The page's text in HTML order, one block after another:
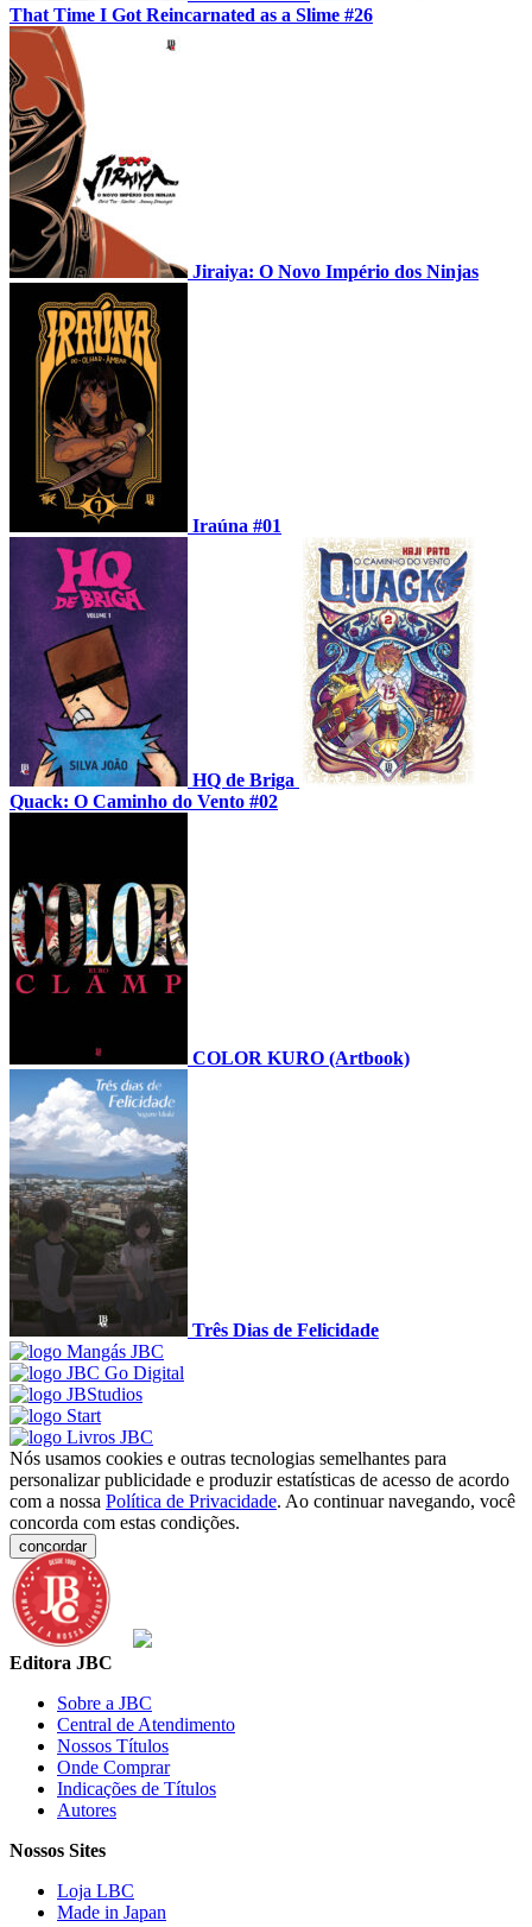
That Time I Got Reincarnated as a Slime #26
Jiraiya: O Novo Império dos Ninjas
Iraúna #01
HQ de Briga
Quack: O Caminho do Vento #02
COLOR KURO (Artbook)
Três Dias de Felicidade
Nós usamos cookies e outras tecnologias semelhantes para
personalizar publicidade e produzir estatísticas de acesso de acordo
com a nossa Política de Privacidade. Ao continuar navegando, você
concorda com estas condições.
concordar
Editora JBC
Sobre a JBC
Central de Atendimento
Nossos Títulos
Onde Comprar
Indicações de Títulos
Autores
Nossos Sites
Loja LBC
Made in Japan